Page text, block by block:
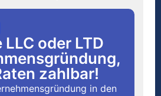
oder LTD
zahlbar!
in den